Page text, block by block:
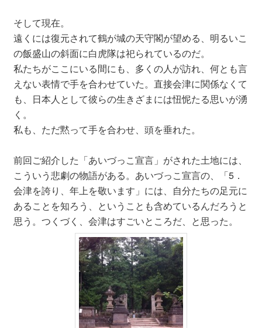
そして現在。
遠くには復元されて鶴が城の天守閣が望める、明るいこ
の飯盛山の斜面に白虎隊は祀られているのだ。
私たちがここにいる間にも、多くの人が訪れ、何とも言
えない表情で手を合わせていた。直接会津に関係なくて
も、日本人として彼らの生きざまには忸怩たる思いが湧
く。
私も、ただ黙って手を合わせ、頭を垂れた。
前回ご紹介した「あいづっこ宣言」がされた土地には、
こういう悲劇の物語がある。あいづっこ宣言の、「5．
会津を誇り、年上を敬います」には、自分たちの足元に
あることを知ろう、ということも含めているんだろうと
思う。つくづく、会津はすごいところだ、と思った。